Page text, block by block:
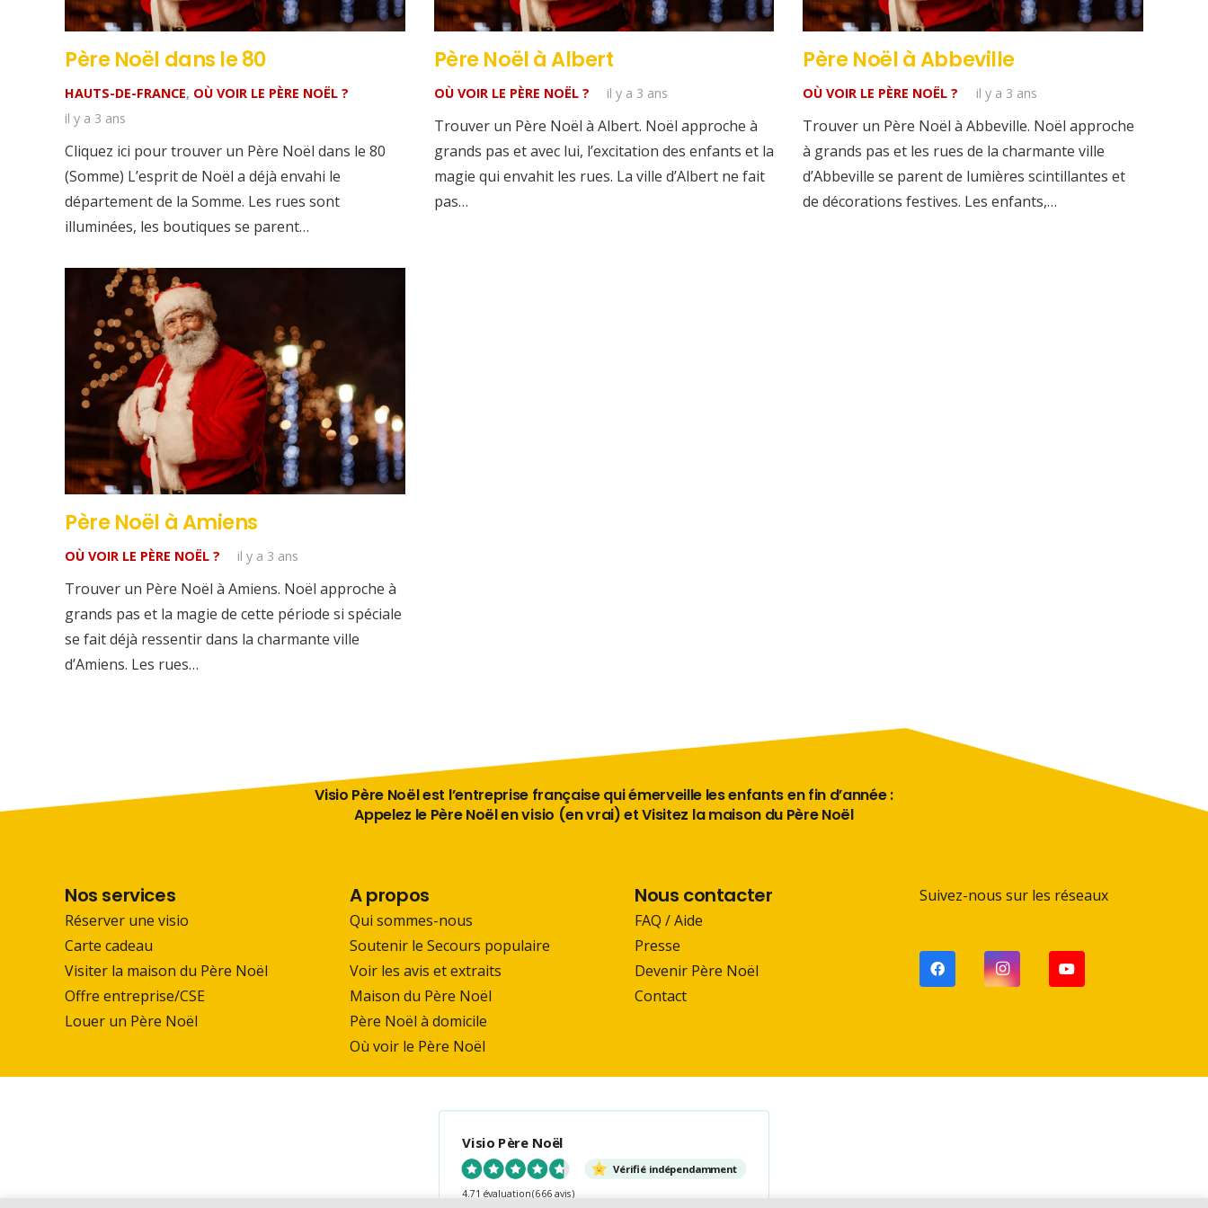
Père Noël dans le 80
HAUTS-DE-FRANCE, OÙ VOIR LE PÈRE NOËL ?
il y a 3 ans
Cliquez ici pour trouver un Père Noël dans le 80
(Somme) L’esprit de Noël a déjà envahi le
département de la Somme. Les rues sont
illuminées, les boutiques se parent…
Père Noël à Albert
OÙ VOIR LE PÈRE NOËL ? il y a 3 ans
Trouver un Père Noël à Albert. Noël approche à
grands pas et avec lui, l’excitation des enfants et la
magie qui envahit les rues. La ville d’Albert ne fait
pas…
Père Noël à Abbeville
OÙ VOIR LE PÈRE NOËL ? il y a 3 ans
Trouver un Père Noël à Abbeville. Noël approche
à grands pas et les rues de la charmante ville
d’Abbeville se parent de lumières scintillantes et
de décorations festives. Les enfants,…
Père Noël à Amiens
OÙ VOIR LE PÈRE NOËL ? il y a 3 ans
Trouver un Père Noël à Amiens. Noël approche à
grands pas et la magie de cette période si spéciale
se fait déjà ressentir dans la charmante ville
d’Amiens. Les rues…
Visio Père Noël est l’entreprise française qui émerveille les enfants en fin d’année :
Appelez le Père Noël en visio (en vrai) et Visitez la maison du Père Noël
Nos services
Réserver une visio
Carte cadeau
Visiter la maison du Père Noël
Offre entreprise/CSE
Louer un Père Noël
A propos
Qui sommes-nous
Soutenir le Secours populaire
Voir les avis et extraits
Maison du Père Noël
Père Noël à domicile
Où voir le Père Noël
Nous contacter
FAQ / Aide
Presse
Devenir Père Noël
Contact
Suivez-nous sur les réseaux
Visio Père Noël
Vérifié indépendamment
4.71 évaluation(666 avis)